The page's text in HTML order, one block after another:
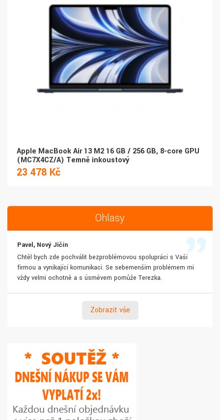
Apple MacBook Air 13 M2 16 GB / 256 GB, 8-core GPU
(MC7X4CZ/A) Temně inkoustový
23 478 Kč
Ohlasy
Pavel, Nový Jičín
Chtěl bych zde pochválit bezproblémovou spolupráci s Vaší
firmou a vynikající komunikaci. Se sebemenším problémem mi
vždy velmi ochotně a s úsměvem pomůže Terezka.
Zobrazit vše